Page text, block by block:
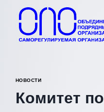
содержимому
НОВОСТИ
Комитет по